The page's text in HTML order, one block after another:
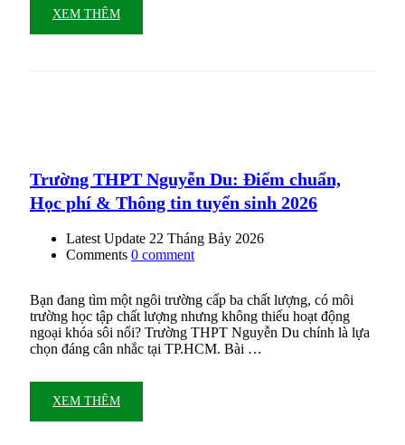
XEM THÊM
Trường THPT Nguyễn Du: Điểm chuẩn,
Học phí & Thông tin tuyển sinh 2026
Latest Update 22 Tháng Bảy 2026
Comments 0 comment
Bạn đang tìm một ngôi trường cấp ba chất lượng, có môi
trường học tập chất lượng nhưng không thiếu hoạt động
ngoại khóa sôi nổi? Trường THPT Nguyễn Du chính là lựa
chọn đáng cân nhắc tại TP.HCM. Bài …
XEM THÊM